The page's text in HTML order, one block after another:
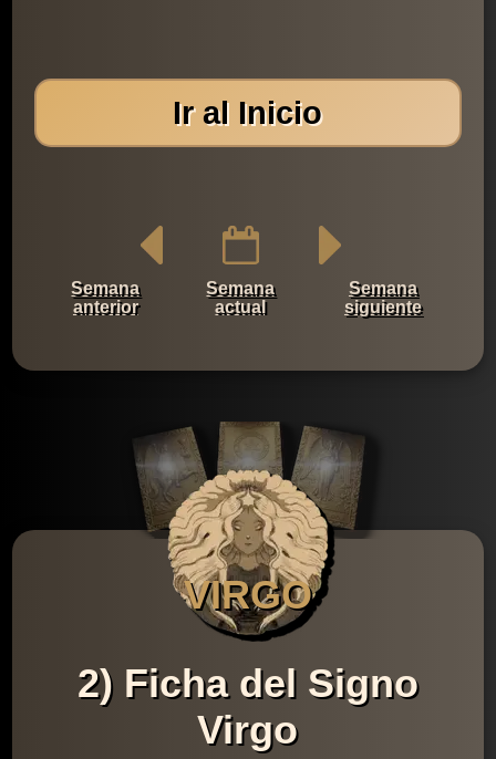
Ir al Inicio
Semana
anterior
Semana
actual
Semana
siguiente
VIRGO
2) Ficha del Signo
Virgo